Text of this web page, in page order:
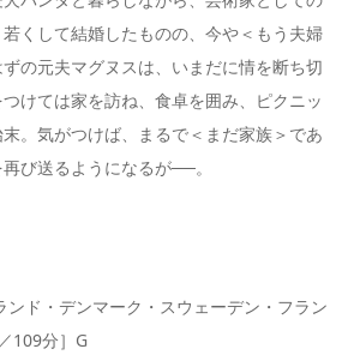
くして結婚したものの、今や＜もう夫婦
の元夫マグヌスは、いまだに情を断ち切
けては家を訪ね、食卓を囲み、ピクニッ
。気がつけば、まるで＜まだ家族＞であ
び送るようになるが──。
ンド・デンマーク・スウェーデン・フラン
109分］G